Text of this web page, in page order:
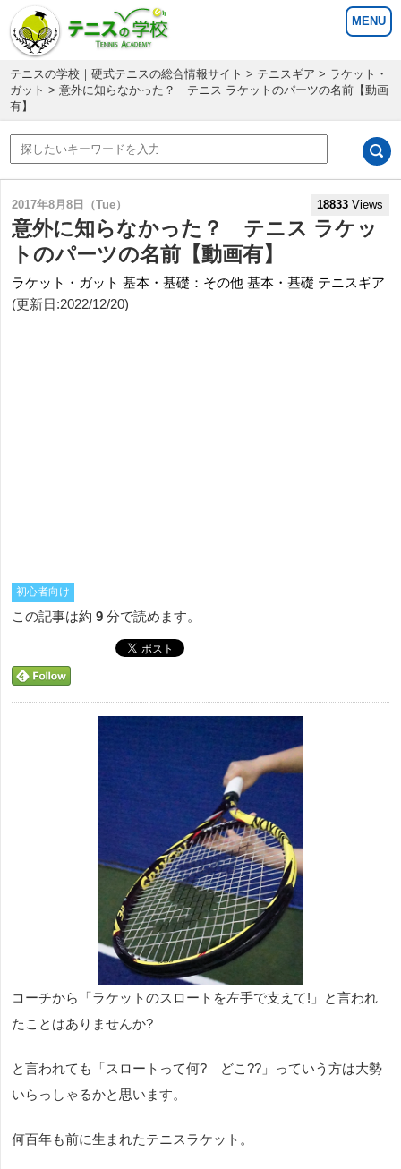
テニスの学校｜硬式テニスの総合情報サイト > テニスギア > ラケット・
ガット > 意外に知らなかった？ テニス ラケットのパーツの名前【動画
有】
2017年8月8日（Tue） 18833 Views
意外に知らなかった？ テニス ラケッ
トのパーツの名前【動画有】
ラケット・ガット 基本・基礎：その他 基本・基礎 テニスギア
(更新日:2022/12/20)
初心者向け
この記事は約 9 分で読めます。
コーチから「ラケットのスロートを左手で支えて! 」と言われ
たことはありませんか?
と言われても「スロートって何? どこ?? 」っていう方は大勢
いらっしゃるかと思います。
何百年も前に生まれたテニスラケット。